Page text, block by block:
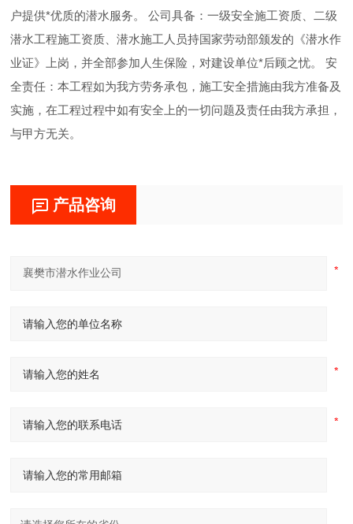
户提供*优质的潜水服务。 公司具备：一级安全施工资质、二级
潜水工程施工资质、潜水施工人员持国家劳动部颁发的《潜水作
业证》上岗，并全部参加人生保险，对建设单位*后顾之忧。 安
全责任：本工程如为我方劳务承包，施工安全措施由我方准备及
实施，在工程过程中如有安全上的一切问题及责任由我方承担，
与甲方无关。
产品咨询